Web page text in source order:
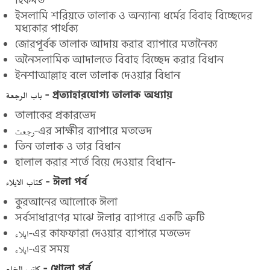
ইসলামি শরিয়তে তালাক ও অন্যান্য ধর্মের বিবাহ বিচ্ছেদের
মধ্যকার পার্থক্য
জোরপূর্বক তালাক আদায় করার ব্যাপারে মতানৈক্য
অনৈসলামিক আদালতে বিবাহ বিচ্ছেদ করার বিধান
ইনশাআল্লাহ বলে তালাক দেওয়ার বিধান
باب الرجعة - প্রত্যাহারযোগ্য তালাক অধ্যায়
তালাকের প্রকারভেদ
رجعت-এর সাক্ষীর ব্যাপারে মতভেদ
তিন তালাক ও তার বিধান
হালাল করার শর্তে বিয়ে দেওয়ার বিধান-
كتاب الايلاء - ঈলা পর্ব
কুরআনের আলোকে ঈলা
সর্বসাধারণের মাঝে ঈলার ব্যাপারে একটি ত্রুটি
ايلاء-এর কাফফারা দেওয়ার ব্যাপারে মতভেদ
ايلاء-এর সময়